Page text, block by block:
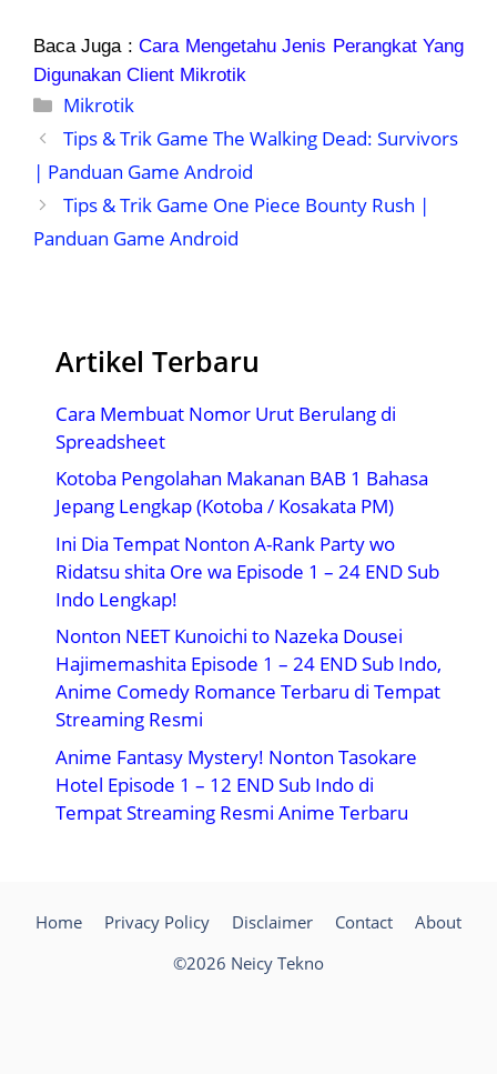
Baca Juga :Cara Mengetahu Jenis Perangkat Yang
Digunakan Client Mikrotik
Kategori
Mikrotik
Tips & Trik Game The Walking Dead: Survivors
| Panduan Game Android
Tips & Trik Game One Piece Bounty Rush |
Panduan Game Android
Artikel Terbaru
Cara Membuat Nomor Urut Berulang di
Spreadsheet
Kotoba Pengolahan Makanan BAB 1 Bahasa
Jepang Lengkap (Kotoba / Kosakata PM)
Ini Dia Tempat Nonton A-Rank Party wo
Ridatsu shita Ore wa Episode 1 – 24 END Sub
Indo Lengkap!
Nonton NEET Kunoichi to Nazeka Dousei
Hajimemashita Episode 1 – 24 END Sub Indo,
Anime Comedy Romance Terbaru di Tempat
Streaming Resmi
Anime Fantasy Mystery! Nonton Tasokare
Hotel Episode 1 – 12 END Sub Indo di
Tempat Streaming Resmi Anime Terbaru
Home Privacy Policy Disclaimer Contact
About
©2026 Neicy Tekno